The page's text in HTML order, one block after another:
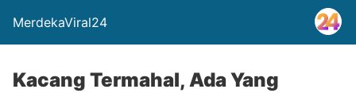
MerdekaViral24
Kacang Termahal, Ada Yang